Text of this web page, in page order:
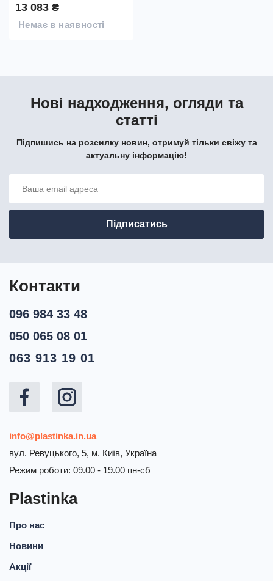
13 083 ₴
Немає в наявності
Нові надходження, огляди та
статті
Підпишись на розсилку новин, отримуй тільки свіжу та
актуальну інформацію!
Plastinka
Про нас
Новини
Акції
Контакти
info@plastinka.in.ua
вул. Ревуцького, 5, м. Київ, Україна
Режим роботи: 09.00 - 19.00 пн-сб
096 984 33 48
050 065 08 01
063 913 19 01